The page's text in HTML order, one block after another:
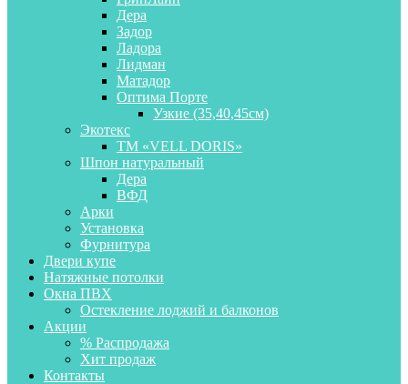
Дера
Задор
Ладора
Лидман
Матадор
Оптима Порте
Узкие (35,40,45см)
Экотекс
ТМ «VELL DORIS»
Шпон натуральный
Дера
ВФД
Арки
Установка
Фурнитура
Двери купе
Натяжные потолки
Окна ПВХ
Остекление лоджий и балконов
Акции
% Распродажа
Хит продаж
Контакты